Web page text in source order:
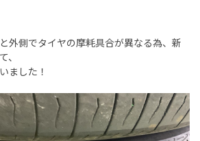
外側でタイヤの摩耗具合が異なる為、新
、
ました！